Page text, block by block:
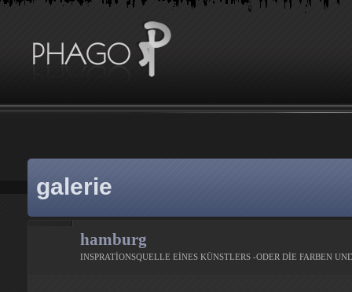
galerie
hamburg
INSPRATİONSQUELLE EİNES KÜNSTLERS -ODER DİE FARBEN